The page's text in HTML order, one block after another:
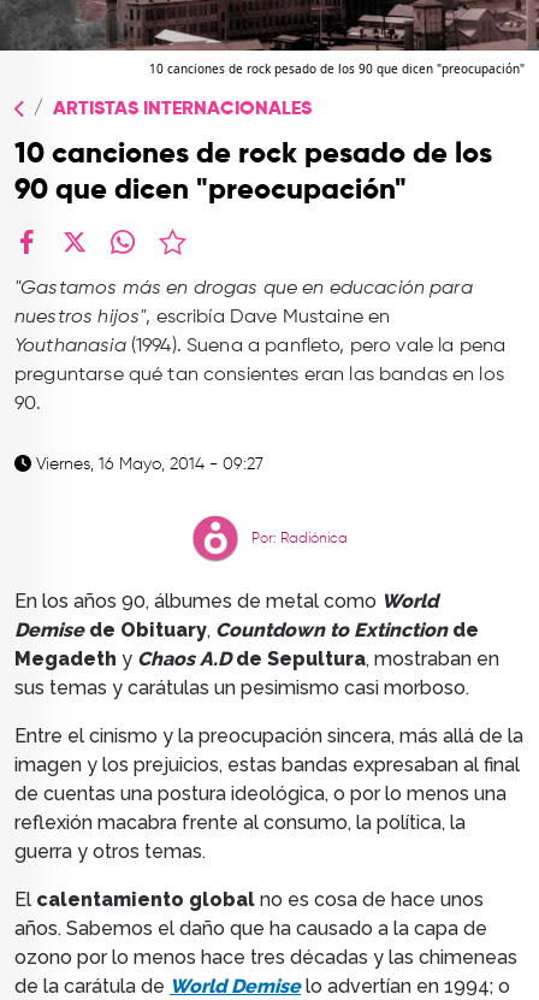
TOP
CONTACTO
10 canciones de rock pesado de los 90 que dicen "preocupación"
ARTISTAS INTERNACIONALES
10 canciones de rock pesado de los
90 que dicen "preocupación"
"Gastamos más en drogas que en educación para
nuestros hijos", escribía Dave Mustaine en
Youthanasia(1994). Suena a panfleto, pero vale la pena
preguntarse qué tan consientes eran las bandas en los
90.
Viernes, 16 Mayo, 2014 - 09:27
Por: Radiónica
En los años 90, álbumes de metal como World
Demise de Obituary, Countdown to Extinctionde
Megadeth y Chaos A.Dde Sepultura, mostraban en
sus temas y carátulas un pesimismo casi morboso.
Entre el cinismo y la preocupación sincera, más allá de la
imagen y los prejuicios, estas bandas expresaban al final
de cuentas una postura ideológica, o por lo menos una
reflexión macabra frente al consumo, la política, la
guerra y otros temas.
El calentamiento global no es cosa de hace unos
años. Sabemos el daño que ha causado a la capa de
ozono por lo menos hace tres décadas y las chimeneas
de la carátula de World Demise lo advertían en 1994; o